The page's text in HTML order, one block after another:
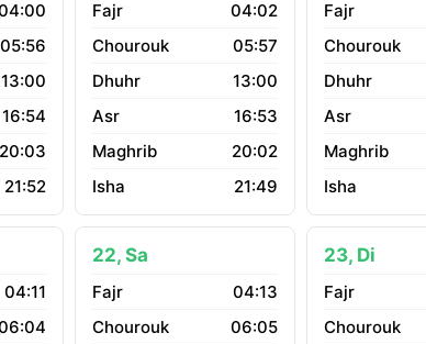
05:56
13:00
16:54
20:03
21:52
04:02
05:57
13:00
16:53
20:02
21:49
04:11
22, Sa
04:13
06:05
23, Di